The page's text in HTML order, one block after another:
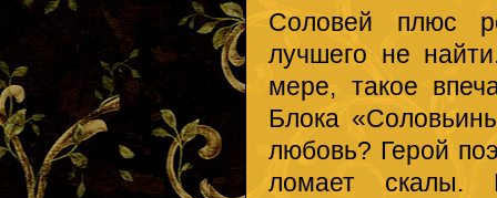
Соловей плюс
лучшего не
мере, такое
Блока
любовь? Герой
ломает скалы.